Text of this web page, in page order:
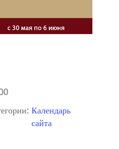
Календарь
сайта